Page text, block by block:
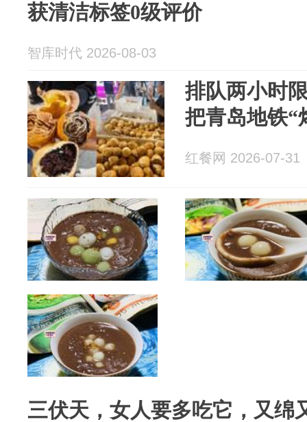
获清洁标签0级评价
智库时代 2026-08-03
排队两小时
把青岛地铁“
红餐网 2026-07-31
三伏天，女人要多吃它，又绵